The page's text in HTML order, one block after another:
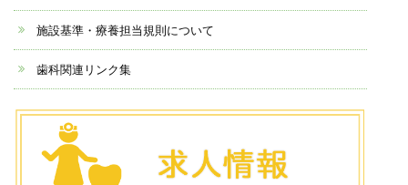
施設基準・療養担当規則について
歯科関連リンク集